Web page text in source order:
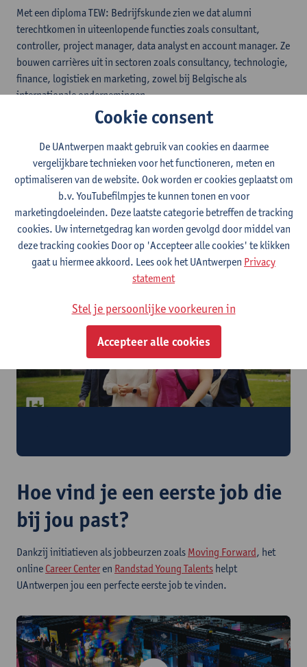
Met een diploma TEW: Bedrijfskunde zien we dat alumni
terechtkomen in uiteenlopende functies zoals consultant,
controller, project manager, data analyst en account manager. Ze
bouwen carrières uit in sectoren zoals consultancy, technologie,
finance, logistiek en marketing, zowel bij Belgische als
internationale ondernemingen.
Economisc beleid?
Bij TEW: Economisch beleid ligt het zwaartepunt vaker op
economische analyse, onderzoek en beleidsvoorbereiding.
Alumni starten er vaak als econoom, onderzoeker,
beleidsmedewerker, manager of consultant. Zij vinden vooral
hun weg naar overheidsorganisaties, beleidsdiensten, financiële
instellingen, universiteiten en internationale organisaties.
Hoe vind je een eerste job die
bij jou past?
Dankzij initiatieven als jobbeurzen zoals Moving Forward, het
online Career Center en Randstad Young Talents helpt
UAntwerpen jou een perfecte eerste job te vinden.
Cookie consent
De UAntwerpen maakt gebruik van cookies en daarmee
vergelijkbare technieken voor het functioneren, meten en
optimaliseren van de website. Ook worden er cookies geplaatst om
b.v. YouTubefilmpjes te kunnen tonen en voor
marketingdoeleinden. Deze laatste categorie betreffen de tracking
cookies. Uw internetgedrag kan worden gevolgd door middel van
deze tracking cookies Door op 'Accepteer alle cookies' te klikken
gaat u hiermee akkoord. Lees ook het UAntwerpen Privacy
statement
Stel je persoonlijke voorkeuren in
Accepteer alle cookies